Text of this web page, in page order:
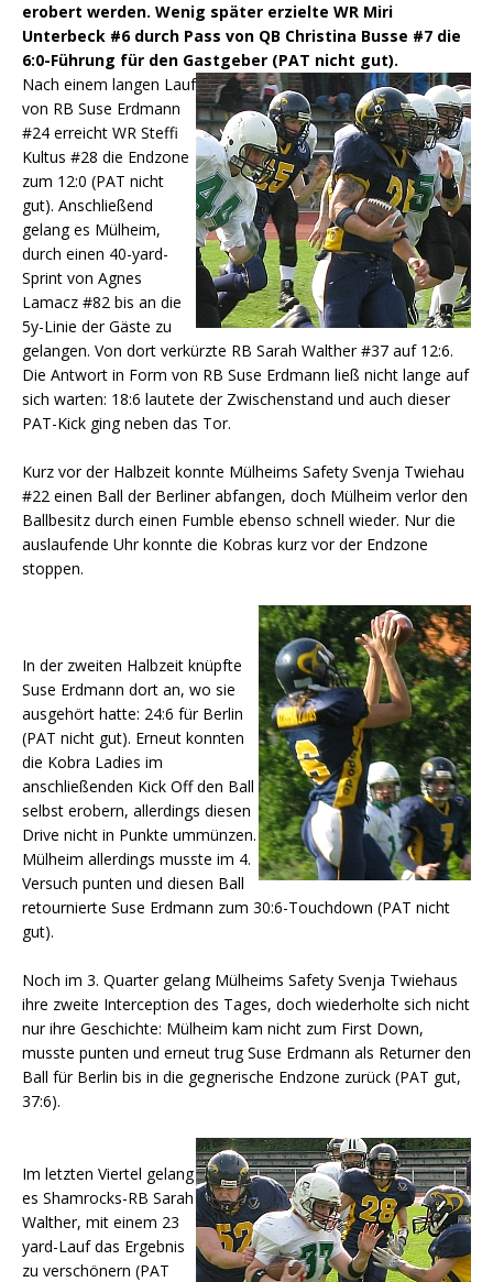
erobert werden. Wenig später erzielte WR Miri
Unterbeck #6 durch Pass von QB Christina Busse #7 die
6:0-Führung für den Gastgeber (PAT nicht gut).
Nach einem langen Lauf
von RB Suse Erdmann
#24 erreicht WR Steffi
Kultus #28 die Endzone
zum 12:0 (PAT nicht
gut). Anschließend
gelang es Mülheim,
durch einen 40-yard-
Sprint von Agnes
Lamacz #82 bis an die
5y-Linie der Gäste zu
gelangen. Von dort verkürzte RB Sarah Walther #37 auf 12:6.
Die Antwort in Form von RB Suse Erdmann ließ nicht lange auf
sich warten: 18:6 lautete der Zwischenstand und auch dieser
PAT-Kick ging neben das Tor.
Kurz vor der Halbzeit konnte Mülheims Safety Svenja Twiehau
#22 einen Ball der Berliner abfangen, doch Mülheim verlor den
Ballbesitz durch einen Fumble ebenso schnell wieder. Nur die
auslaufende Uhr konnte die Kobras kurz vor der Endzone
stoppen.
In der zweiten Halbzeit knüpfte
Suse Erdmann dort an, wo sie
ausgehört hatte: 24:6 für Berlin
(PAT nicht gut). Erneut konnten
die Kobra Ladies im
anschließenden Kick Off den Ball
selbst erobern, allerdings diesen
Drive nicht in Punkte ummünzen.
Mülheim allerdings musste im 4.
Versuch punten und diesen Ball
retournierte Suse Erdmann zum 30:6-Touchdown (PAT nicht
gut).
Noch im 3. Quarter gelang Mülheims Safety Svenja Twiehaus
ihre zweite Interception des Tages, doch wiederholte sich nicht
nur ihre Geschichte: Mülheim kam nicht zum First Down,
musste punten und erneut trug Suse Erdmann als Returner den
Ball für Berlin bis in die gegnerische Endzone zurück (PAT gut,
37:6).
Im letzten Viertel gelang
es Shamrocks-RB Sarah
Walther, mit einem 23
yard-Lauf das Ergebnis
zu verschönern (PAT